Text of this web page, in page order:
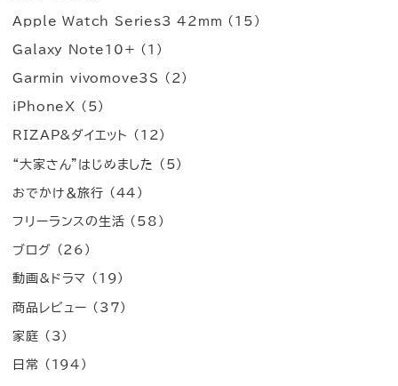
Apple Watch Series3 42mm (15)
Galaxy Note10+ (1)
Garmin vivomove3S (2)
iPhoneX (5)
RIZAP&ダイエット (12)
“大家さん”はじめました (5)
おでかけ＆旅行 (44)
フリーランスの生活 (58)
ブログ (26)
動画&ドラマ (19)
商品レビュー (37)
家庭 (3)
日常 (194)